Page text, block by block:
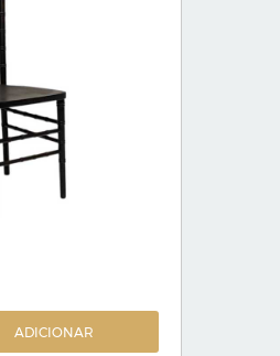
ADICIONAR